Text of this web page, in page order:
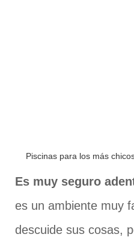
Piscinas para los más
Es muy seguro
es un ambiente muy
descuide sus cosas,